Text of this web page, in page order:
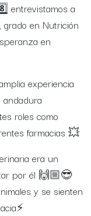
entrevistamos a
grado en Nutrición
en
experiencia
roles como
farmacias 💥
era un
por él 🙌🏼😎
y se sienten
⚡